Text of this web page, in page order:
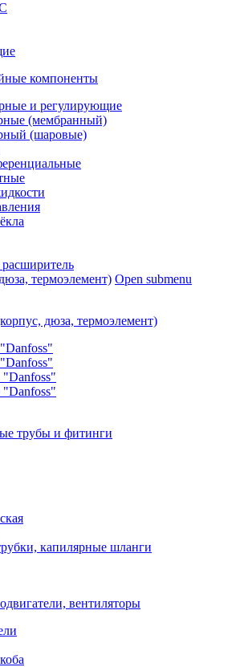
компоненты
и регулирующие
(мембранный)
(шаровые)
термоэлемент) Open submenu
дюза, термоэлемент)
трубы и фитинги
капилярные шланги
вентиляторы